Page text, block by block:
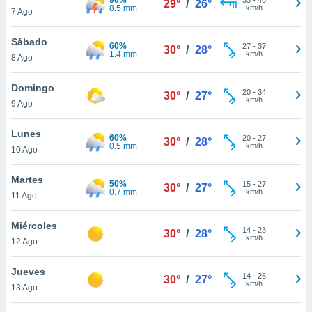
más
nuestra
y
de
disponible
cookies
aceptar
7 Ago
8.5 mm
29° / 26°
km/h
Sábado
8 Ago
60%
1.4 mm
30° / 28° 27- 37
km/h
Domingo
9 Ago
30° / 27° 20- 34
km/h
Lunes
10 Ago
60%
0.5 mm
30° / 28° 20- 27
km/h
Martes
11 Ago
50%
0.7 mm
30° / 27° 15- 27
km/h
Miércoles
12 Ago
30° / 28° 14- 23
km/h
Jueves
13 Ago
30° / 27° 14- 26
km/h